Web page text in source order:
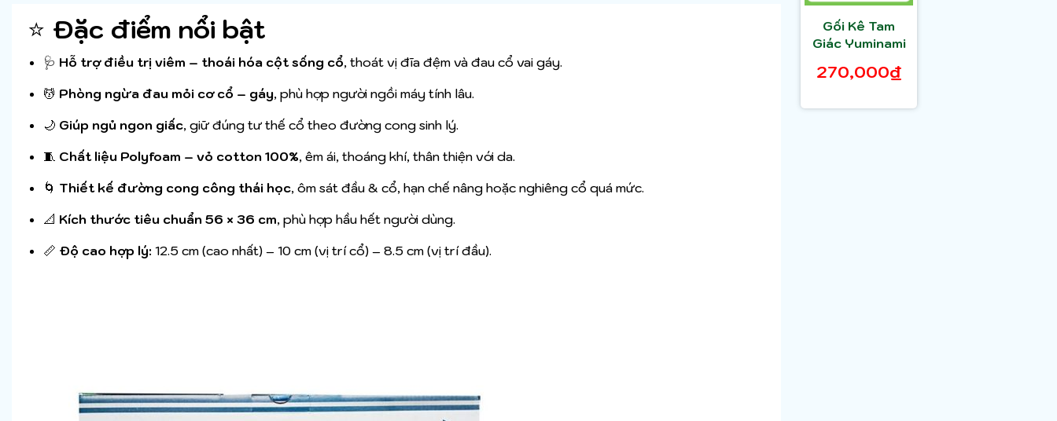
⭐ Đặc điểm nổi bật
🩺 Hỗ trợ điều trị viêm – thoái hóa cột sống cổ, thoát vị đĩa đệm và đau cổ vai gáy.
💆 Phòng ngừa đau mỏi cơ cổ – gáy, phù hợp người ngồi máy tính lâu.
🌙 Giúp ngủ ngon giấc, giữ đúng tư thế cổ theo đường cong sinh lý.
🧵 Chất liệu Polyfoam – vỏ cotton 100%, êm ái, thoáng khí, thân thiện với da.
🌀 Thiết kế đường cong công thái học, ôm sát đầu & cổ, hạn chế nâng hoặc nghiêng cổ quá mức.
📐 Kích thước tiêu chuẩn 56 × 36 cm, phù hợp hầu hết người dùng.
📏 Độ cao hợp lý: 12.5 cm (cao nhất) – 10 cm (vị trí cổ) – 8.5 cm (vị trí đầu).
Gối Kê Tam
Giác Yuminami
270,000₫